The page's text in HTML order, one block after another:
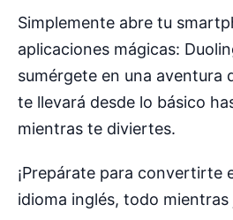
Simplemente abre tu
aplicaciones mágicas:
sumérgete en una aventura
te llevará desde lo básico
mientras te diviertes.
¡Prepárate para convertirte
idioma inglés, todo mientras